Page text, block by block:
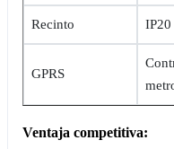
Recinto
GPRS
Ventaja competitiva: